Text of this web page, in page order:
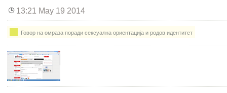
13:21 May 19 2014
Говор на омраза поради сексуална ориентација и родов идентитет